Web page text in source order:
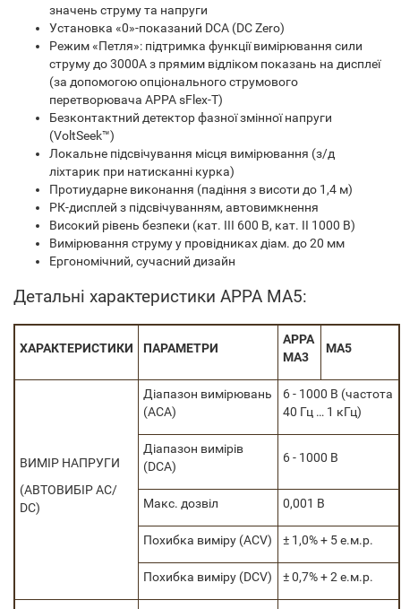
значень струму та напруги
Установка «0»-показаний DCA (DC Zero)
Режим «Петля»: підтримка функції вимірювання сили
струму до 3000А з прямим відліком показань на дисплеї
(за допомогою опціонального струмового
перетворювача APPA sFlex-T)
Безконтактний детектор фазної змінної напруги
(VoltSeek™)
Локальне підсвічування місця вимірювання (з/д
ліхтарик при натисканні курка)
Протиударне виконання (падіння з висоти до 1,4 м)
РК-дисплей з підсвічуванням, автовимкнення
Високий рівень безпеки (кат. III 600 В, кат. II 1000 В)
Вимірювання струму у провідниках діам. до 20 мм
Ергономічний, сучасний дизайн
Детальні характеристики APPA MA5:
ХАРАКТЕРИСТИКИ ПАРАМЕТРИ
APPA
MA3
MA5
ВИМІР НАПРУГИ
(АВТОВИБІР AC/
DC)
Діапазон вимірювань
(ACA)
6 - 1000 В (частота
40 Гц … 1 кГц)
Діапазон вимірів
(DCA)
6 - 1000 В
Макс. дозвіл 0,001 В
Похибка виміру (ACV) ± 1,0% + 5 е.м.р.
Похибка виміру (DCV) ± 0,7% + 2 е.м.р.